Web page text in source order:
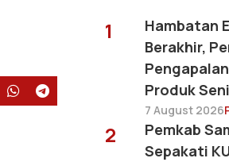
1
Hambatan
Berakhir,
Produk
7 August 2026
2
Pemkab
Sepakati